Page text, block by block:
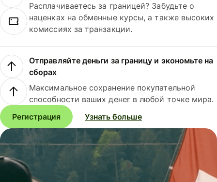
Расплачиваетесь за границей? Забудьте о
наценках на обменные курсы, а также высоких
комиссиях за транзакции.
Отправляйте деньги за границу и экономьте на
сборах
Максимальное сохранение покупательной
способности ваших денег в любой точке мира.
Регистрация
Узнать больше